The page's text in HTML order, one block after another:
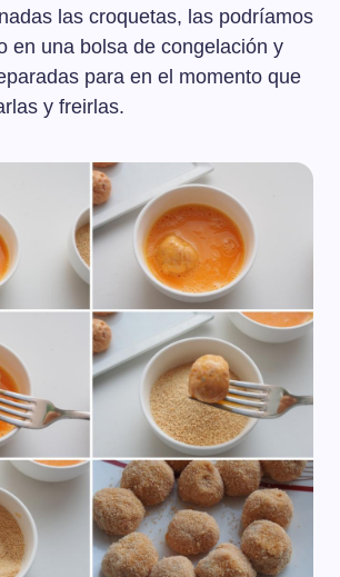
las croquetas, las podríamos
en una bolsa de congelación y
para en el momento que
y freirlas.